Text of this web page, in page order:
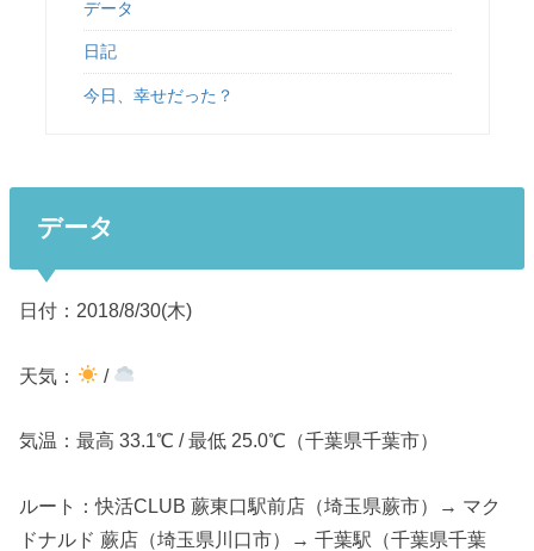
データ
日記
今日、幸せだった？
データ
日付：2018/8/30(木)
天気： /
気温：最高 33.1℃ / 最低 25.0℃（千葉県千葉市）
ルート：快活CLUB 蕨東口駅前店（埼玉県蕨市）→ マク
ドナルド 蕨店（埼玉県川口市）→ 千葉駅（千葉県千葉